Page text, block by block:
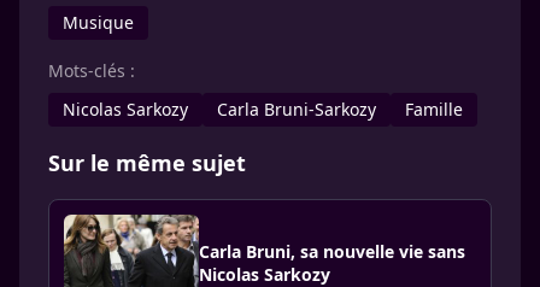
Musique
Mots-clés :
Nicolas Sarkozy
Carla Bruni-Sarkozy Famille
Sur le même sujet
Carla Bruni, sa nouvelle vie sans
Nicolas Sarkozy